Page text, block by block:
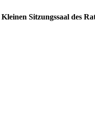
Sitzungssaal des